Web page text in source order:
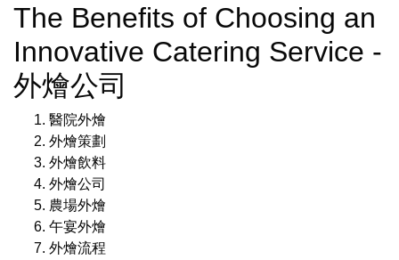
The Benefits of Choosing an
Innovative Catering Service -
外燴公司
醫院外燴
外燴策劃
外燴飲料
外燴公司
農場外燴
午宴外燴
外燴流程